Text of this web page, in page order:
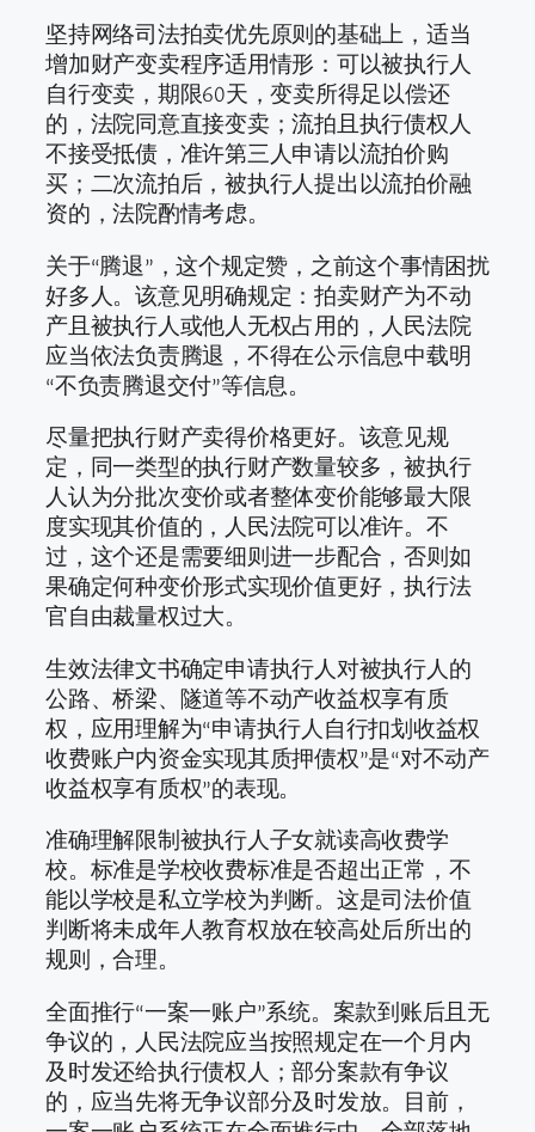
坚持网络司法拍卖优先原则的基础上，适当
增加财产变卖程序适用情形：可以被执行人
自行变卖，期限60天，变卖所得足以偿还
的，法院同意直接变卖；流拍且执行债权人
不接受抵债，准许第三人申请以流拍价购
买；二次流拍后，被执行人提出以流拍价融
资的，法院酌情考虑。
关于“腾退”，这个规定赞，之前这个事情困扰
好多人。该意见明确规定：拍卖财产为不动
产且被执行人或他人无权占用的，人民法院
应当依法负责腾退，不得在公示信息中载明
“不负责腾退交付”等信息。
尽量把执行财产卖得价格更好。该意见规
定，同一类型的执行财产数量较多，被执行
人认为分批次变价或者整体变价能够最大限
度实现其价值的，人民法院可以准许。不
过，这个还是需要细则进一步配合，否则如
果确定何种变价形式实现价值更好，执行法
官自由裁量权过大。
生效法律文书确定申请执行人对被执行人的
公路、桥梁、隧道等不动产收益权享有质
权，应用理解为“申请执行人自行扣划收益权
收费账户内资金实现其质押债权”是“对不动产
收益权享有质权”的表现。
准确理解限制被执行人子女就读高收费学
校。标准是学校收费标准是否超出正常，不
能以学校是私立学校为判断。这是司法价值
判断将未成年人教育权放在较高处后所出的
规则，合理。
全面推行“一案一账户”系统。案款到账后且无
争议的，人民法院应当按照规定在一个月内
及时发还给执行债权人；部分案款有争议
的，应当先将无争议部分及时发放。目前，